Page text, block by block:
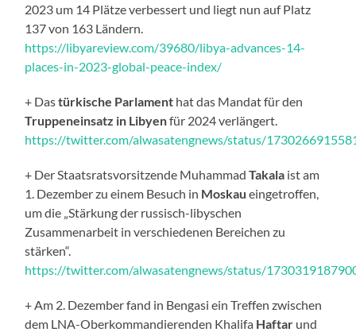
2023 um 14 Plätze verbessert und liegt nun auf Platz
137 von 163 Ländern.
https://libyareview.com/39680/libya-advances-14-
places-in-2023-global-peace-index/
+ Dastürkische Parlament hat das Mandat für den
Truppeneinsatz in Libyenfür 2024 verlängert.
https://twitter.com/alwasatengnews/status/
+ Der Staatsratsvorsitzende MuhammadTakala ist am
1. Dezember zu einem Besuch in Moskau eingetroffen,
um die „Stärkung der russisch-libyschen
Zusammenarbeit in verschiedenen Bereichen zu
stärken“.
https://twitter.com/alwasatengnews/status/
+ Am 2. Dezember fand in Bengasi ein Treffen zwischen
dem LNA-Oberkommandierenden Khalifa Haftar und